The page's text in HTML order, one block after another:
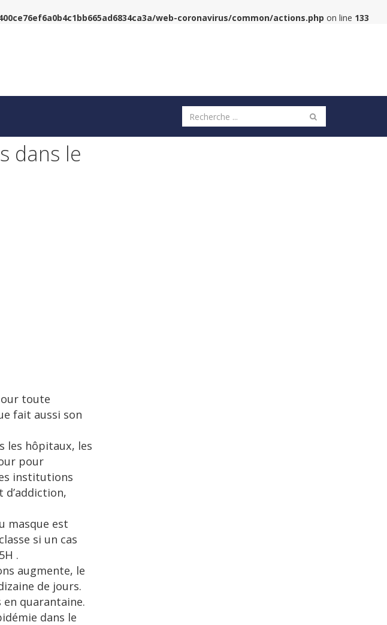
web-coronavirus/common/actions.php on line 133
dans le
toute
fait aussi son
les hôpitaux, les
pour
institutions
masque est
si un cas
.
augmente, le
de jours.
en quarantaine.
dans le